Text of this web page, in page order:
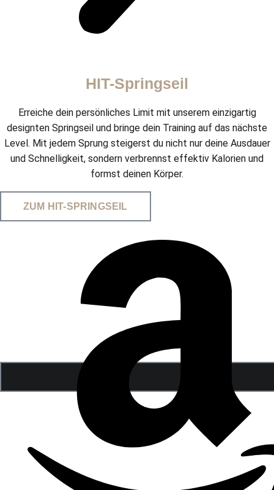
HIT-Springseil
Erreiche dein persönliches Limit mit unserem einzigartig
designten Springseil und bringe dein Training auf das nächste
Level. Mit jedem Sprung steigerst du nicht nur deine Ausdauer
und Schnelligkeit, sondern verbrennst effektiv Kalorien und
formst deinen Körper.
ZUM HIT-SPRINGSEIL